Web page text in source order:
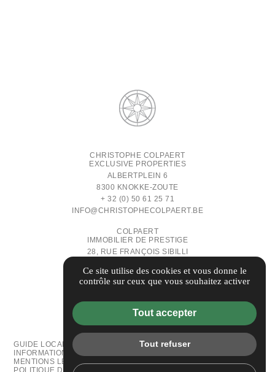
CHRISTOPHE COLPAERT
EXCLUSIVE PROPERTIES
ALBERTPLEIN 6
8300 KNOKKE-ZOUTE
+ 32 (0) 50 61 25 71
INFO@CHRISTOPHECOLPAERT.BE
COLPAERT
IMMOBILIER DE PRESTIGE
28, RUE FRANÇOIS SIBILLI
+33 (0)4 94 53 51 04
INFO@COLPAERT-IMMOBILIER.COM
GUIDE LOCAL
INFORMATIONS COMPLÉMENTAIRES
MENTIONS LÉGALES
POLITIQUE DE CONFIDENTIALITÉ
Ce site utilise des cookies et vous donne le
contrôle sur ceux que vous souhaitez activer
Tout accepter
Tout refuser